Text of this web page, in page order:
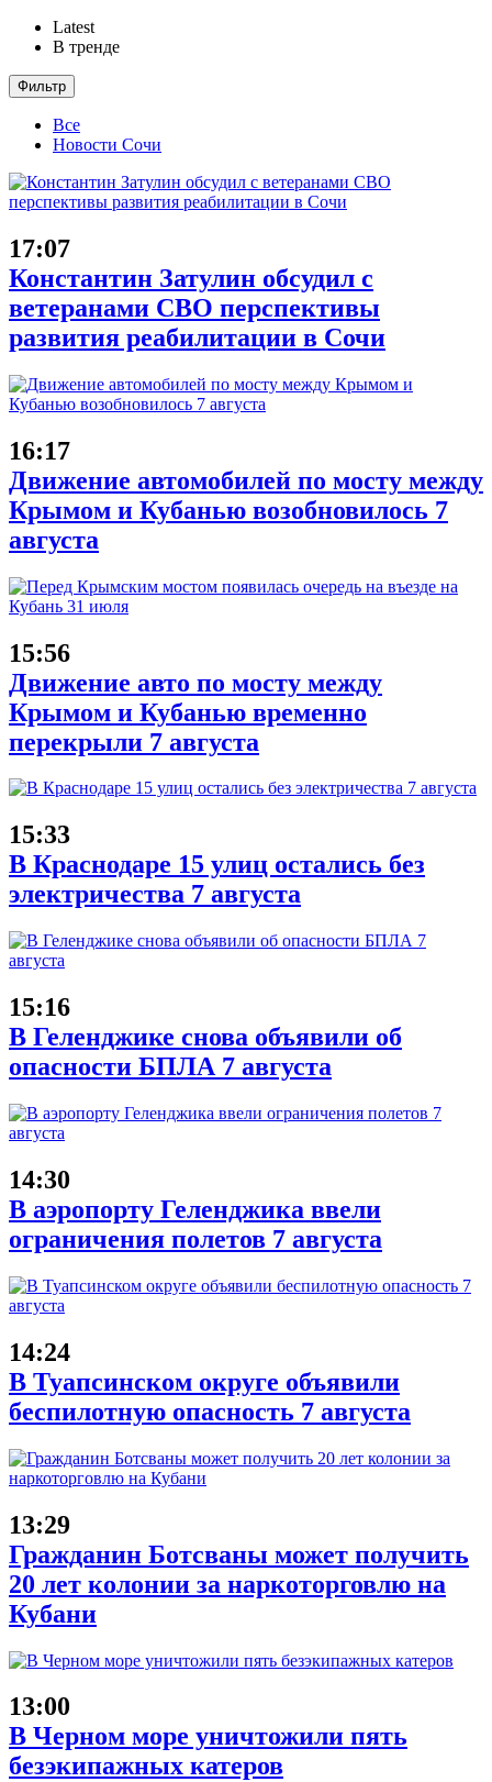
Latest
В тренде
Фильтр
Все
Новости Сочи
17:07
Константин Затулин обсудил с
ветеранами СВО перспективы
развития реабилитации в Сочи
16:17
Движение автомобилей по мосту между
Крымом и Кубанью возобновилось 7
августа
15:56
Движение авто по мосту между
Крымом и Кубанью временно
перекрыли 7 августа
15:33
В Краснодаре 15 улиц остались без
электричества 7 августа
15:16
В Геленджике снова объявили об
опасности БПЛА 7 августа
14:30
В аэропорту Геленджика ввели
ограничения полетов 7 августа
14:24
В Туапсинском округе объявили
беспилотную опасность 7 августа
13:29
Гражданин Ботсваны может получить
20 лет колонии за наркоторговлю на
Кубани
13:00
В Черном море уничтожили пять
безэкипажных катеров